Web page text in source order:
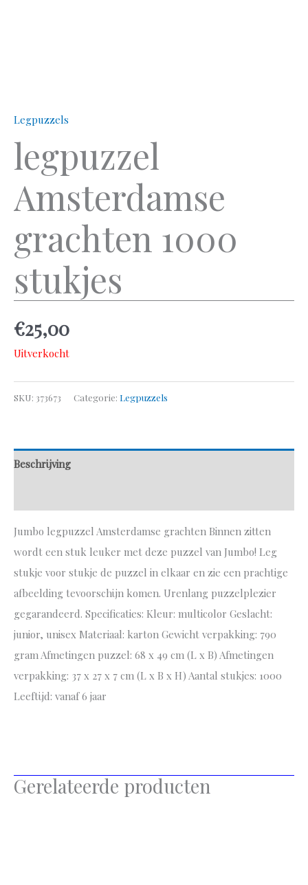
Legpuzzels
legpuzzel
Amsterdamse
grachten 1000
stukjes
€25,00
Uitverkocht
SKU: 373673 Categorie: Legpuzzels
Beschrijving
Jumbo legpuzzel Amsterdamse grachten Binnen zitten
wordt een stuk leuker met deze puzzel van Jumbo! Leg
stukje voor stukje de puzzel in elkaar en zie een prachtige
afbeelding tevoorschijn komen. Urenlang puzzelplezier
gegarandeerd. Specificaties: Kleur: multicolor Geslacht:
junior, unisex Materiaal: karton Gewicht verpakking: 790
gram Afmetingen puzzel: 68 x 49 cm (L x B) Afmetingen
verpakking: 37 x 27 x 7 cm (L x B x H) Aantal stukjes: 1000
Leeftijd: vanaf 6 jaar
Gerelateerde producten